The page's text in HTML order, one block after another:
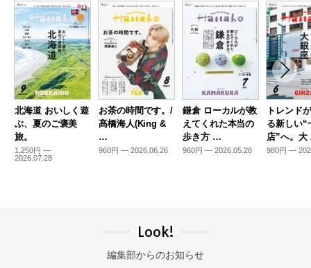
北海道 おいしく遊
ぶ、夏のご褒美
旅。
1,250円 —
2026.07.28
お茶の時間です。/
髙橋海人(King &
…
960円 — 2026.06.26
鎌倉 ローカルが教
えてくれた本当の
歩き方 …
960円 — 2026.05.28
トレンド
る新しい“
店”へ。
980円 —
Look!
編集部からのお知らせ